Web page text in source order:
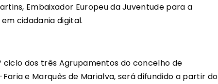
Embaixador Europeu da Juventude para a
cidadania digital.
ciclo dos três Agrupamentos do concelho de
e Marquês de Marialva, será difundido a partir do